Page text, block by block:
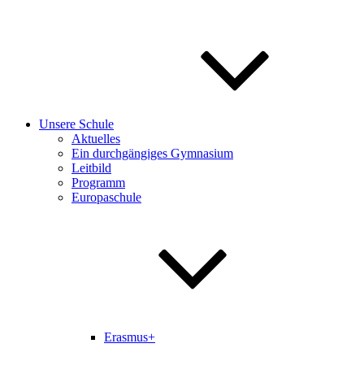
Unsere Schule
Aktuelles
Ein durchgängiges Gymnasium
Leitbild
Programm
Europaschule
Erasmus+